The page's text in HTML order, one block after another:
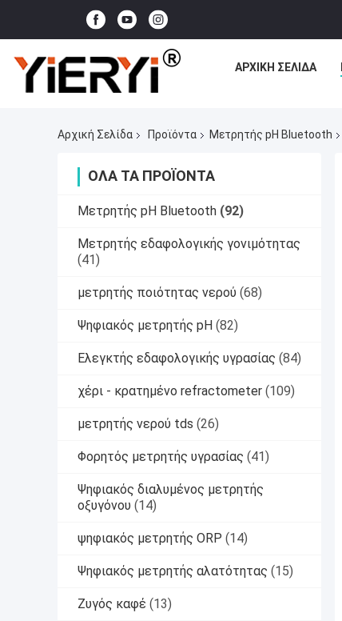
ΑΡΧΙΚΉ ΣΕΛΊΔΑ
Αρχική Σελίδα Προϊόντα Μετρητής pH Bluetooth
ΌΛΑ ΤΑ ΠΡΟΪΌΝΤΑ
Μετρητής pH Bluetooth (92)
Μετρητής εδαφολογικής γονιμότητας
(41)
μετρητής ποιότητας νερού (68)
Ψηφιακός μετρητής pH (82)
Ελεγκτής εδαφολογικής υγρασίας (84)
χέρι - κρατημένο refractometer (109)
μετρητής νερού tds (26)
Φορητός μετρητής υγρασίας (41)
Ψηφιακός διαλυμένος μετρητής
οξυγόνου (14)
ψηφιακός μετρητής ORP (14)
Ψηφιακός μετρητής αλατότητας (15)
Ζυγός καφέ (13)